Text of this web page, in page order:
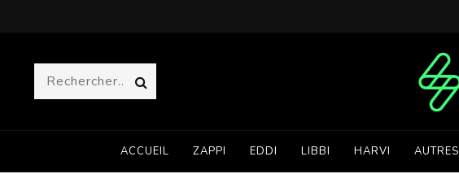
ACCUEIL ZAPPI EDDI LIBBI HARVI AUTRES